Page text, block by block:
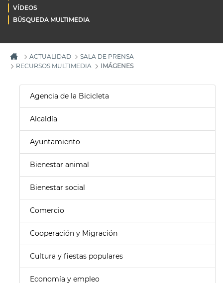
VÍDEOS
BÚSQUEDA MULTIMEDIA
ACTUALIDAD
SALA DE PRENSA
RECURSOS MULTIMEDIA
IMÁGENES
Agencia de la Bicicleta
Alcaldía
Ayuntamiento
Bienestar animal
Bienestar social
Comercio
Cooperación y Migración
Cultura y fiestas populares
Economía y empleo